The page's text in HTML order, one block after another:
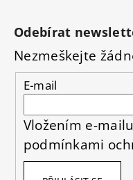
Z
Odebírat
Nezmeškejte
E-mail
Vložením e-
podmínkami